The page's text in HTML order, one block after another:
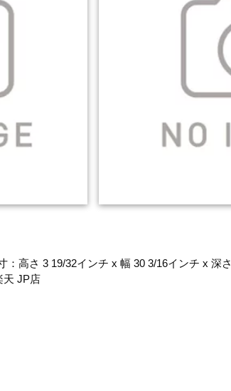
高さ 3 19/32インチ x 幅 30 3/16インチ x 深さ
天 JP店